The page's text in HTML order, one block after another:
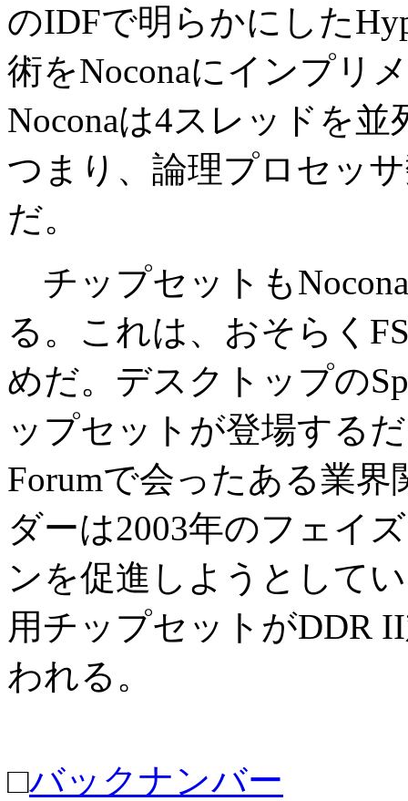
のIDFで明らかにした
術をNoconaにインプリ
Noconaは4スレッドを
つまり、論理プロセッ
だ。
チップセットも
る。これは、おそらく
めだ。デスクトップの
ップセットが登場する
Forumで会ったある業
ダーは2003年のフェイ
ンを促進しようとして
用チップセットがDDR
われる。
□バックナンバー